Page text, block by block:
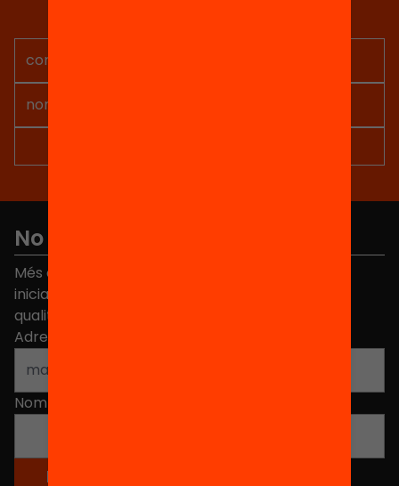
No et perdis res
Més de 40.000 persones ja han triat Equitat. Rep
iniciatives, propostes i projectes per millorar la
qualitat de l'educació a Catalunya.
Adreça electrònica
Nom